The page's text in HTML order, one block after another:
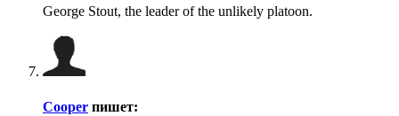
George Stout, the leader of the unlikely platoon.
Cooper пишет: